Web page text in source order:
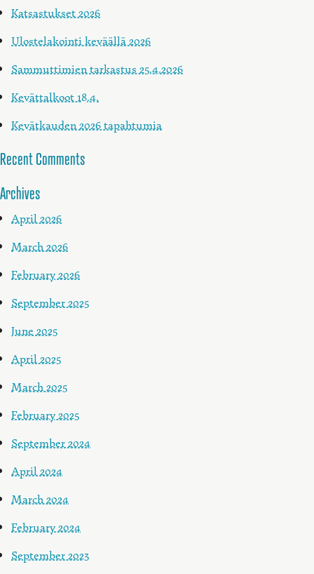
Katsastukset 2026
Ulostelakointi keväällä 2026
Sammuttimien tarkastus 25.4.2026
Kevättalkoot 18.4.
Kevätkauden 2026 tapahtumia
Recent Comments
Archives
April 2026
March 2026
February 2026
September 2025
June 2025
April 2025
March 2025
February 2025
September 2024
April 2024
March 2024
February 2024
September 2023